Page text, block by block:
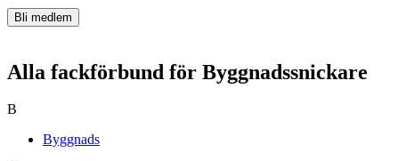
Bli medlem
Alla fackförbund för Byggnadssnickare
B
Byggnads